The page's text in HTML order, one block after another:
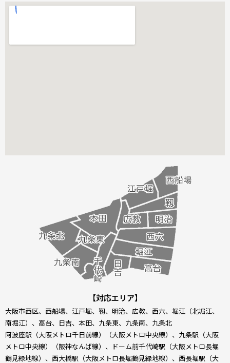
【対応エリア】
大阪市西区、西船場、江戸堀、靱、明治、広教、西六、堀江（北堀江、
南堀江）、高台、日吉、本田、九条東、九条南、九条北
阿波座駅（大阪メトロ千日前線）（大阪メトロ中央線）、九条駅（大阪
メトロ中央線）（阪神なんば線）、ドーム前千代崎駅（大阪メトロ長堀
鶴見緑地線）、西大橋駅（大阪メトロ長堀鶴見緑地線）、西長堀駅（大